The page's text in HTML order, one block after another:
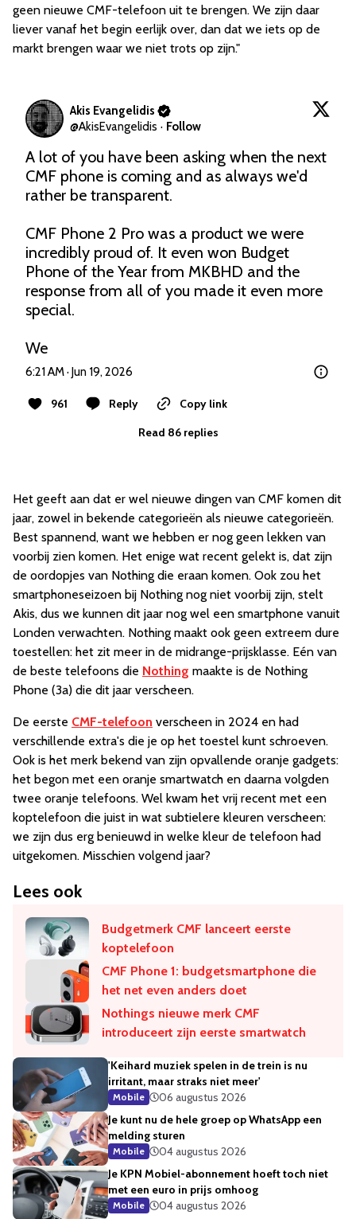
geen nieuwe CMF-telefoon uit te brengen. We zijn daar
liever vanaf het begin eerlijk over, dan dat we iets op de
markt brengen waar we niet trots op zijn."
Akis Evangelidis
@AkisEvangelidis · Follow
A lot of you have been asking when the next
CMF phone is coming and as always we'd
rather be transparent.
CMF Phone 2 Pro was a product we were
incredibly proud of. It even won Budget
Phone of the Year from MKBHD and the
response from all of you made it even more
special.
We
6:21 AM · Jun 19, 2026
961 Reply
Copy link
Read 86 replies
Het geeft aan dat er wel nieuwe dingen van CMF komen dit
jaar, zowel in bekende categorieën als nieuwe categorieën.
Best spannend, want we hebben er nog geen lekken van
voorbij zien komen. Het enige wat recent gelekt is, dat zijn
de oordopjes van Nothing die eraan komen. Ook zou het
smartphoneseizoen bij Nothing nog niet voorbij zijn, stelt
Akis, dus we kunnen dit jaar nog wel een smartphone vanuit
Londen verwachten. Nothing maakt ook geen extreem dure
toestellen: het zit meer in de midrange-prijsklasse. Eén van
de beste telefoons die Nothing maakte is de Nothing
Phone (3a) die dit jaar verscheen.
De eerste CMF-telefoon verscheen in 2024 en had
verschillende extra's die je op het toestel kunt schroeven.
Ook is het merk bekend van zijn opvallende oranje gadgets:
het begon met een oranje smartwatch en daarna volgden
twee oranje telefoons. Wel kwam het vrij recent met een
koptelefoon die juist in wat subtielere kleuren verscheen:
we zijn dus erg benieuwd in welke kleur de telefoon had
uitgekomen. Misschien volgend jaar?
Lees ook
Budgetmerk CMF lanceert eerste
koptelefoon
CMF Phone 1: budgetsmartphone die
het net even anders doet
Nothings nieuwe merk CMF
introduceert zijn eerste smartwatch
'Keihard muziek spelen in de trein is nu
irritant, maar straks niet meer'
Mobile
06 augustus 2026
Je kunt nu de hele groep op WhatsApp een
melding sturen
Mobile
04 augustus 2026
Je KPN Mobiel-abonnement hoeft toch niet
met een euro in prijs omhoog
Mobile
04 augustus 2026